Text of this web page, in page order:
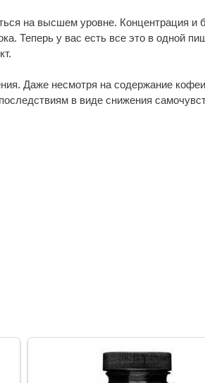
на высшем уровне. Концентрация и
Теперь у вас есть все это в одной
Даже несмотря на содержание
в виде снижения